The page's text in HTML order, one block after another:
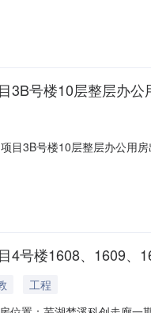
为：“（1）建筑装修装饰
、
3B号楼10层整层办公
目3B号楼10层整层办公用
4号楼1608、1609、
工程